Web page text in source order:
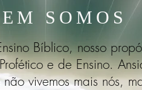
SOMOS
Bíblico, nosso
e de Ensino.
vivemos mais nós,